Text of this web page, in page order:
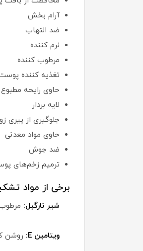
آرام بخش
ضد التهاب
نرم کننده
مرطوب کننده
تغذیه کننده
حاوی رایحه مطبوع
لایه بردار
جلوگیری از پیری
حاوی مواد معدنی
ضد جوش
ترمیم زخم‌های
برخی از مواد
شیر نارگیل:
ویتامین E: روشن